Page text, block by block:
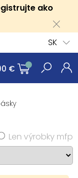
ako
SK
€
Len výrobky mfp